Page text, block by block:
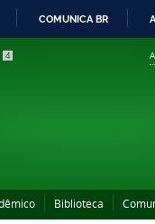
COMUNICA BR
4
Biblioteca